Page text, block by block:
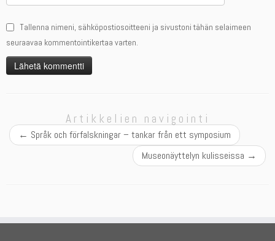
Tallenna nimeni, sähköpostiosoitteeni ja sivustoni tähän selaimeen
seuraavaa kommentointikertaa varten.
Artikkelien navigointi
← Språk och förfalskningar – tankar från ett symposium
Museonäyttelyn kulisseissa →